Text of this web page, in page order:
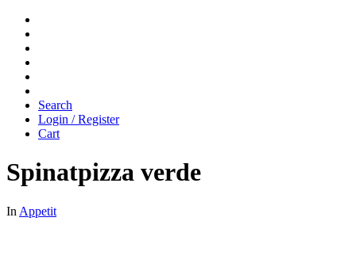
Search
Login / Register
Cart
Spinatpizza verde
In Appetit